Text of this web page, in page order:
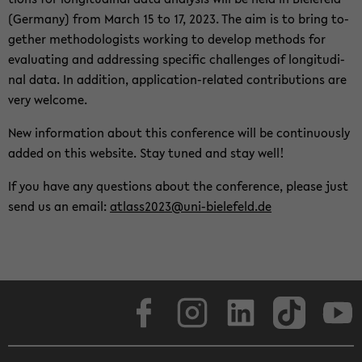
(Ger­many) from March 15 to 17, 2023. The aim is to bring to­
gether method­ol­o­gists work­ing to de­velop meth­ods for
eval­u­at­ing and ad­dress­ing spe­cific chal­lenges of lon­gi­tu­di­
nal data. In ad­di­tion, application-​related con­tri­bu­tions are
very wel­come.
New in­for­ma­tion about this con­fer­ence will be con­tin­u­ously
added on this web­site. Stay tuned and stay well!
If you have any ques­tions about the con­fer­ence, please just
send us an email: atlass2023@uni-​bielefeld.de
Face­book LinkedIn